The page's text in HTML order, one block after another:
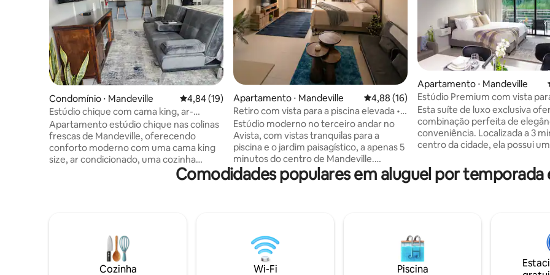
Condomínio ⋅ Mandeville 4,84 de uma avaliação média de 5, 19 avaliações
4,84 (19)
Estúdio chique com cama king, ar-
condicionado, piscina + academia
Apartamento estúdio chique nas colinas
frescas de Mandeville, oferecendo
conforto moderno com uma cama king
size, ar condicionado, uma cozinha
totalmente equipada, uma varanda
privada, Wi-Fi rápido, smart TV,
da cidade, com fácil acesso a lojas,
restaurantes e parques. Possui self-
check-in seguro + estacionamento
Apartamento ⋅ Mandeville 4,88 de uma avaliação média de 5, 16
4,88 (16)
Retiro com vista para a piscina elevada • 5
minutos da cidade
Estúdio moderno no terceiro andar no
Avista, com vistas tranquilas para a
piscina e o jardim paisagístico, a apenas 5
minutos do centro de Mandeville.
Acorde em uma cama queen size
premium, aproveite Wi-Fi rápido, ar-
estacionamento. Perfeito para casais,
viajantes individuais ou de negócios que
visitam a família, casamentos ou
Apartamento ⋅ Mandeville
Estúdio Premium com vista
Esta suíte de luxo exclusiva
combinação perfeita de
conveniência. Localizada a 3
centro da cidade, ela possui
academia totalmente
trilha para corrida. A suíte
centro da cidade permite fácil
restaurantes requintados,
entretenimento, tornando-a
ideal para aqueles que
Comodidades populares em aluguel por temporada
Cozinha Wi-Fi Piscina